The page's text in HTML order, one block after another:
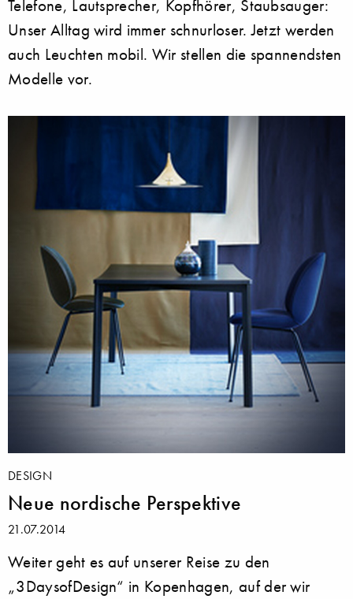
Telefone, Lautsprecher, Kopfhörer, Staubsauger:
Unser Alltag wird immer schnurloser. Jetzt werden
auch Leuchten mobil. Wir stellen die spannendsten
Modelle vor.
DESIGN
Neue nordische Perspektive
21.07.2014
Weiter geht es auf unserer Reise zu den
„3DaysofDesign“ in Kopenhagen, auf der wir